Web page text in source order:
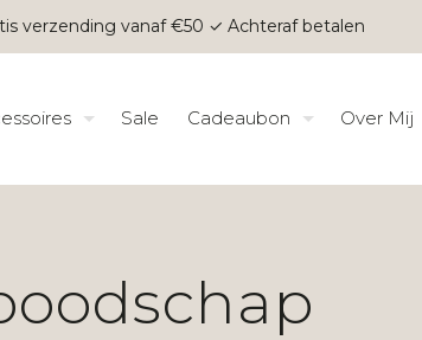
verzending vanaf €50 ✓ Achteraf betalen
Sale Cadeaubon Over Mij